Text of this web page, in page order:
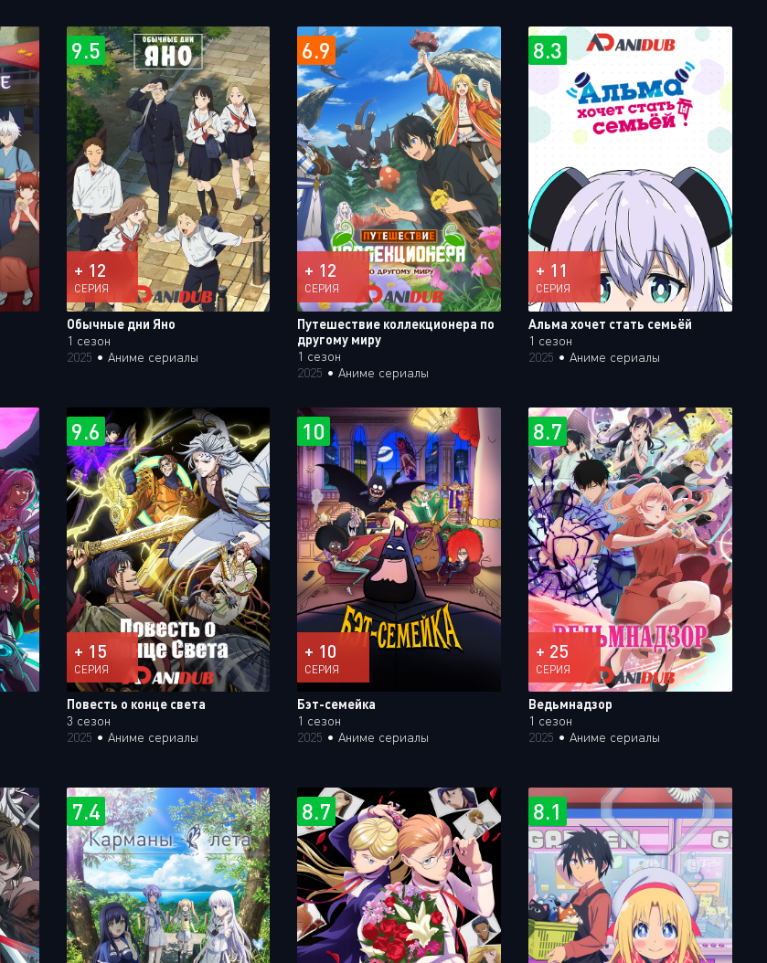
9.5
+ 12
СЕРИЯ
Обычные дни Яно
1 сезон
2025 • Аниме сериалы
6.9
+ 12
СЕРИЯ
Путешествие коллекционера по
другому миру
1 сезон
2025 •Аниме сериалы
8.3
+ 11
СЕРИЯ
Альма хочет стать семьёй
1 сезон
2025 •Аниме сериалы
9.6
+ 15
СЕРИЯ
Повесть о конце света
3 сезон
2025 • Аниме сериалы
10
+ 10
СЕРИЯ
Бэт-семейка
1 сезон
2025 •Аниме сериалы
8.7
+ 25
СЕРИЯ
Ведьмнадзор
1 сезон
2025 •Аниме сериалы
7.4 8.7 8.1